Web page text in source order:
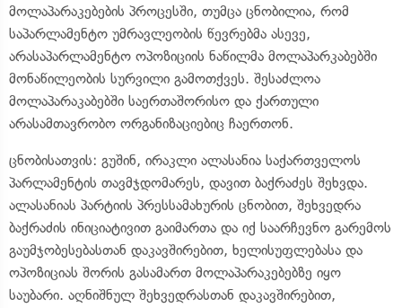
მოლაპარაკებების პროცესში, თუმცა ცნობილია, რომ
საპარლამენტო უმრავლეობის წევრებმა ასევე,
არასაპარლამენტო ოპოზიციის ნაწილმა მოლაპარკაბებში
მონაწილეობის სურვილი გამოთქვეს. შესაძლოა
მოლაპარაკაბებში საერთაშორისო და ქართული
არასამთავრობო ორგანიზაციებიც ჩაერთონ.
ცნობისათვის: გუშინ, ირაკლი ალასანია საქართველოს
პარლამენტის თავმჯდომარეს, დავით ბაქრაძეს შეხვდა.
ალასანიას პარტიის პრესსამახურის ცნობით, შეხვედრა
ბაქრაძის ინიციატივით გაიმართა და იქ საარჩევნო გარემოს
გაუმჯობესებასთან დაკავშირებით, ხელისუფლებასა და
ოპოზიციას შორის გასამართ მოლაპარაკებებზე იყო
საუბარი. აღნიშნულ შეხვედრასთან დაკავშირებით,